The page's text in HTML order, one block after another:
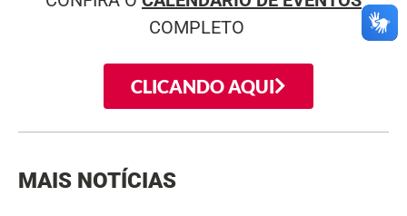
COMPLETO
CLICANDO AQUI
MAIS NOTÍCIAS